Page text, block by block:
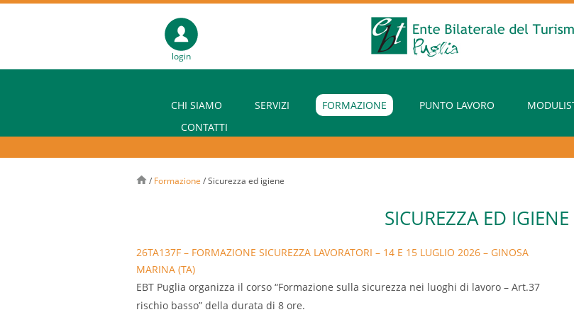
login
CHI SIAMO SERVIZI FORMAZIONE PUNTO LAVORO
CONTATTI
/ Formazione /Sicurezza ed igiene
SICUREZZA ED IGIENE
26TA137F – FORMAZIONE SICUREZZA LAVORATORI – 14 E 15 LUGLIO 2026 – GINOSA
MARINA (TA)
EBT Puglia organizza il corso “Formazione sulla sicurezza nei luoghi di lavoro – Art.37
rischio basso” della durata di 8 ore.